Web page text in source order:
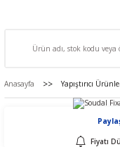
Anasayfa Yapıştırıcı
Fiyatı